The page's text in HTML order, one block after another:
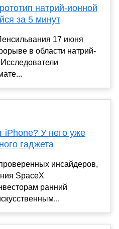
натрий-ионной
за 5 минут
17 июня
в области натрий-
iPhone? У него уже
гаджета
инсайдеров,
SpaceX
ранний